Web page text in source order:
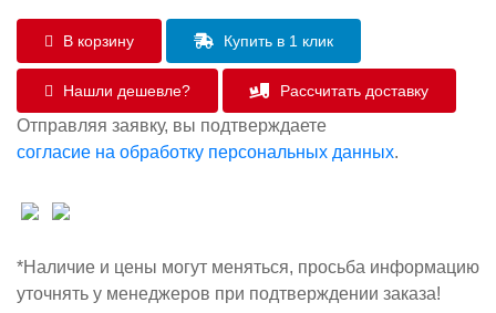
В корзину Купить в 1 клик
Нашли дешевле? Рассчитать доставку
Отправляя заявку, вы подтверждаете
согласие на обработку персональных данных.
*Наличие и цены могут меняться, просьба информацию
уточнять у менеджеров при подтверждении заказа!